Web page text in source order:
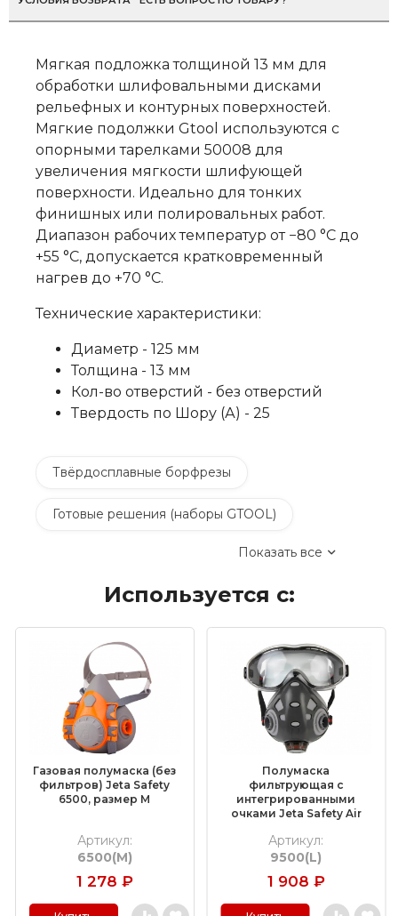
Мягкая подложка толщиной 13 мм для
обработки шлифовальными дисками
рельефных и контурных поверхностей.
Мягкие подолжки Gtool используются с
опорными тарелками 50008 для
увеличения мягкости шлифующей
поверхности. Идеально для тонких
финишных или полировальных работ.
Диапазон рабочих температур от −80 °C до
+55 °C, допускается кратковременный
нагрев до +70 °C.
Технические характеристики:
Диаметр - 125 мм
Толщина - 13 мм
Кол-во отверстий - без отверстий
Твердость по Шору (А) - 25
Твёрдосплавные борфрезы
Готовые решения (наборы GTOOL)
Сверлильные станки и сверла
Электроинструмент Пневмоинструмент
Материалы для электрохимической
Насадки для граверов
Дополнительные комплектующие
Средства индивидуальной защиты
Очистители и средства для ухода за
Полировальные материалы
Показать все
Используется с:
Газовая полумаска (без
фильтров) Jeta Safety
6500, размер M
Артикул:
6500(M)
1 278 ₽
Полумаска
фильтрующая с
интегрированными
очками Jeta Safety Air
Артикул:
9500(L)
1 908 ₽